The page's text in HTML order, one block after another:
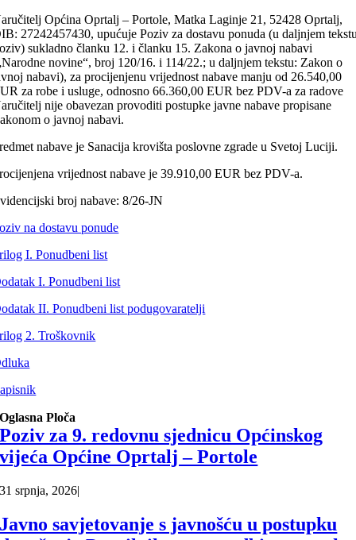
Općina Oprtalj – Portole, Matka Laginje 21, 52428 Oprtalj,
27242457430, upućuje Poziv za dostavu ponuda (u daljnjem
sukladno članku 12. i članku 15. Zakona o javnoj nabavi
novine“, broj 120/16. i 114/22.; u daljnjem tekstu: Zakon o
nabavi), za procijenjenu vrijednost nabave manju od 26.540,00
za robe i usluge, odnosno 66.360,00 EUR bez PDV-a za radove
nije obavezan provoditi postupke javne nabave propisane
o javnoj nabavi.
nabave je Sanacija krovišta poslovne zgrade u Svetoj Luciji.
vrijednost nabave je 39.910,00 EUR bez PDV-a.
broj nabave: 8/26-JN
na dostavu ponude
I. Ponudbeni list
I. Ponudbeni list
II. Ponudbeni list podugovaratelji
2. Troškovnik
Oglasna Ploča
Poziv za 9. redovnu sjednicu Općinskog
vijeća Općine Oprtalj – Portole
31 srpnja, 2026|
Javno savjetovanje s javnošću u postupku